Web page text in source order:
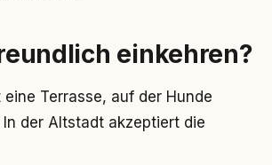
einkehren?
Terrasse, auf der Hunde
der Altstadt akzeptiert die